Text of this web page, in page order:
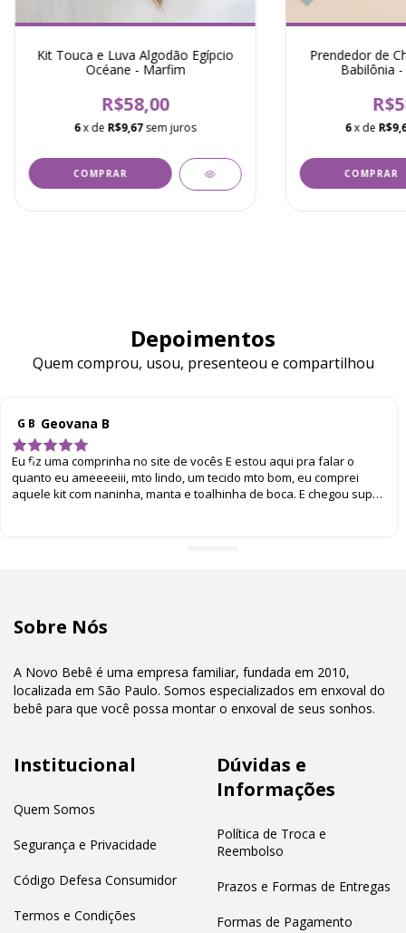
Kit Touca e Luva Algodão Egípcio
Océane - Marfim
R$58,00
6x de R$9,67sem juros
Prendedor de
Babilônia
6x de
Depoimentos
Quem comprou, usou, presenteou e compartilhou
G B Geovana B
Eu fiz uma comprinha no site de vocês E estou aqui pra falar o
quanto eu ameeeeiii, mto lindo, um tecido mto bom, eu comprei
aquele kit com naninha, manta e toalhinha de boca. E chegou super
Sobre Nós
A Novo Bebê é uma empresa familiar, fundada em 2010,
localizada em São Paulo. Somos especializados em enxoval do
bebê para que você possa montar o enxoval de seus sonhos.
Institucional
Quem Somos
Segurança e Privacidade
Código Defesa Consumidor
Termos e Condições
Dúvidas e
Informações
Política de Troca e
Reembolso
Prazos e Formas de Entregas
Formas de Pagamento